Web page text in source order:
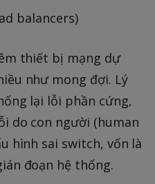
balancers)
thiết bị mạng dự
như mong đợi. Lý
lại lỗi phần cứng,
do con người (human
hình sai switch, vốn là
đoạn hệ thống.